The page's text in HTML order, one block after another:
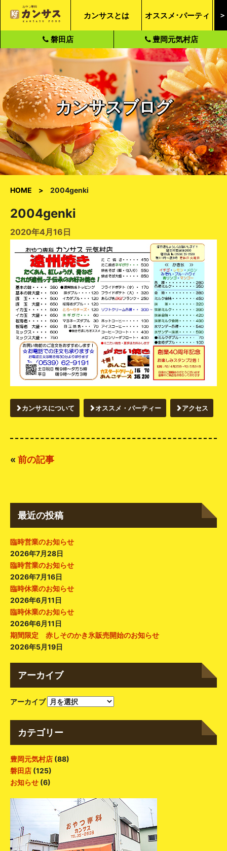
カンサスとは オススメ･パーティ ＞
磐田店 豊岡元気村店
カンサスブログ
HOME 2004genki
2004genki
2020年4月16日
カンサスについて オススメ・パーティー アクセス
« 前の記事
最近の投稿
臨時営業のお知らせ
2026年7月28日
臨時営業のお知らせ
2026年7月16日
臨時休業のお知らせ
2026年6月11日
臨時休業のお知らせ
2026年6月11日
期間限定 赤しそのかき氷販売開始のお知らせ
2026年5月19日
アーカイブ
アーカイブ
カテゴリー
豊岡元気村店 (88)
磐田店 (125)
お知らせ (6)